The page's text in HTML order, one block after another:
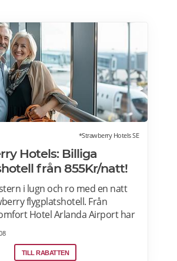
*Strawberry Hotels SE
Hotels: Billiga
från 855Kr/natt!
i lugn och ro med en natt
flygplatshotell. Från
Hotel Arlanda Airport har
till terminalerna, och från
Arlanda XPO går gratis
som endast tar 10 minuter
TILL RABATTEN